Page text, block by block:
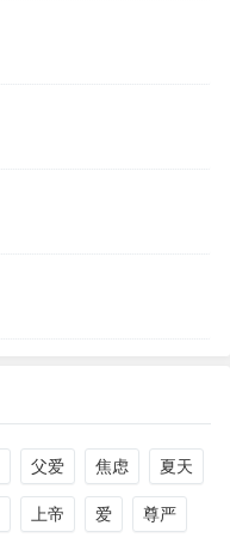
父爱 焦虑 夏天
上帝 爱 尊严